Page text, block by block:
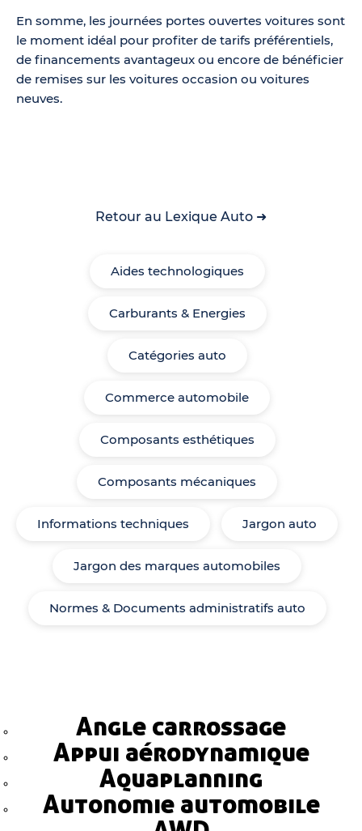
En somme, les journées portes ouvertes voitures sont
le moment idéal pour profiter de tarifs préférentiels,
de financements avantageux ou encore de bénéficier
de remises sur les voitures occasion ou voitures
neuves.
Retour au Lexique Auto ➜
Aides technologiques
Carburants & Energies
Catégories auto
Commerce automobile
Composants esthétiques
Composants mécaniques
Informations techniques Jargon auto
Jargon des marques automobiles
Normes & Documents administratifs auto
Angle carrossage
Appui aérodynamique
Aquaplanning
Autonomie automobile